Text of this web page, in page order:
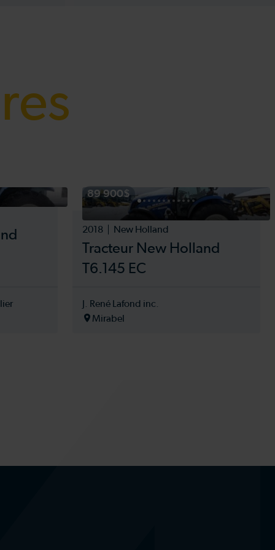
89 900$
2018 New Holland
Tracteur New Holland
T6.145 EC
J. René Lafond inc.
Mirabel